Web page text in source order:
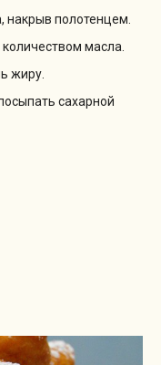
накрыв полотенцем.
масла.
жиру.
сахарной